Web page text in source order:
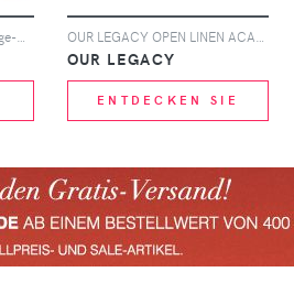
OUR LEGACY
ENTDECKEN SIE